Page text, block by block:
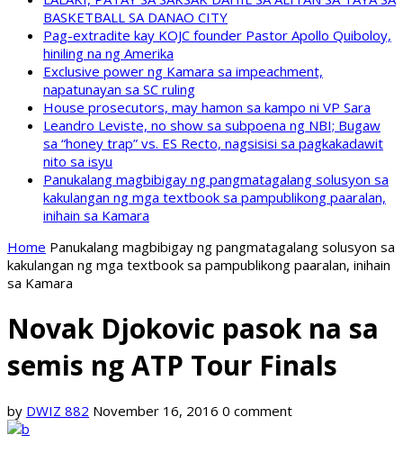
BASKETBALL SA DANAO CITY
Pag-extradite kay KOJC founder Pastor Apollo Quiboloy,
hiniling na ng Amerika
Exclusive power ng Kamara sa impeachment,
napatunayan sa SC ruling
House prosecutors, may hamon sa kampo ni VP Sara
Leandro Leviste, no show sa subpoena ng NBI; Bugaw
sa “honey trap” vs. ES Recto, nagsisisi sa pagkakadawit
nito sa isyu
Panukalang magbibigay ng pangmatagalang solusyon sa
kakulangan ng mga textbook sa pampublikong paaralan,
inihain sa Kamara
Home Panukalang magbibigay ng pangmatagalang solusyon sa
kakulangan ng mga textbook sa pampublikong paaralan, inihain
sa Kamara
Novak Djokovic pasok na sa
semis ng ATP Tour Finals
by DWIZ 882 November 16, 2016 0 comment